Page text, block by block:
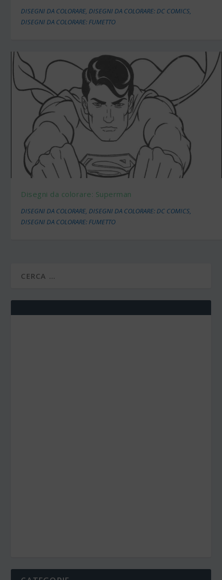
DISEGNI DA COLORARE,DISEGNI DA COLORARE: DC COMICS,
DISEGNI DA COLORARE: FUMETTO
Disegni da colorare: Superman
DISEGNI DA COLORARE,DISEGNI DA COLORARE: DC COMICS,
DISEGNI DA COLORARE: FUMETTO